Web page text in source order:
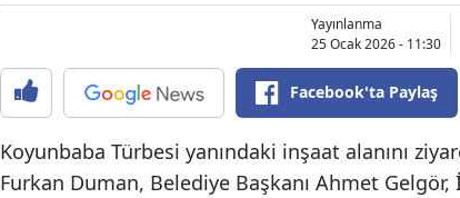
Yayınlanma
25 Ocak 2026 - 11:30
Facebook'ta Paylaş
Koyunbaba Türbesi yanındaki inşaat alanını
Furkan Duman, Belediye Başkanı Ahmet Gelgör,